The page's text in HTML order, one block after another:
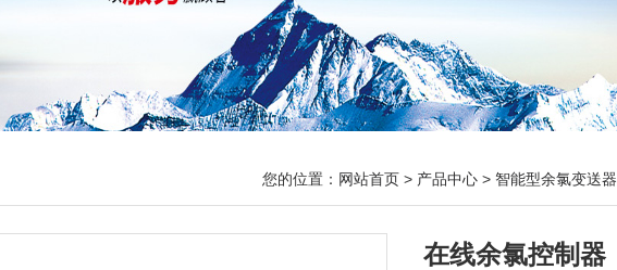
您的位置： 网站首页 > 产品中心 > 智能型余氯变送器
在线余氯控制器